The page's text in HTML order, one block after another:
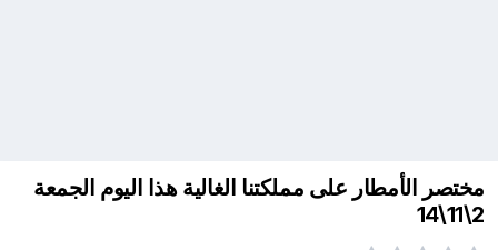
مختصر الأمطار على مملكتنا الغالية هذا اليوم الجمعة
2\11\14